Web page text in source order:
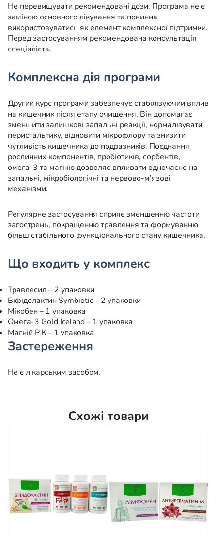
Не перевищувати рекомендовані дози. Програма не є
заміною основного лікування та повинна
використовуватись як елемент комплексної підтримки.
Перед застосуванням рекомендована консультація
спеціаліста.
Комплексна дія програми
Другий курс програми забезпечує стабілізуючий вплив
на кишечник після етапу очищення. Він допомагає
зменшити залишкові запальні реакції, нормалізувати
перистальтику, відновити мікрофлору та знизити
чутливість кишечника до подразників. Поєднання
рослинних компонентів, пробіотиків, сорбентів,
омега-3 та магнію дозволяє впливати одночасно на
запальні, мікробіологічні та нервово-м’язові
механізми.
Регулярне застосування сприяє зменшенню частоти
загострень, покращенню травлення та формуванню
більш стабільного функціонального стану кишечника.
Що входить у комплекс
Травлесил – 2 упаковки
Біфідолактин Symbiotic – 2 упаковки
Мікобен – 1 упаковка
Омега-3 Gold Iceland – 1 упаковка
Магній Р.К – 1 упаковка
Застереження
Не є лікарським засобом.
Схожі товари